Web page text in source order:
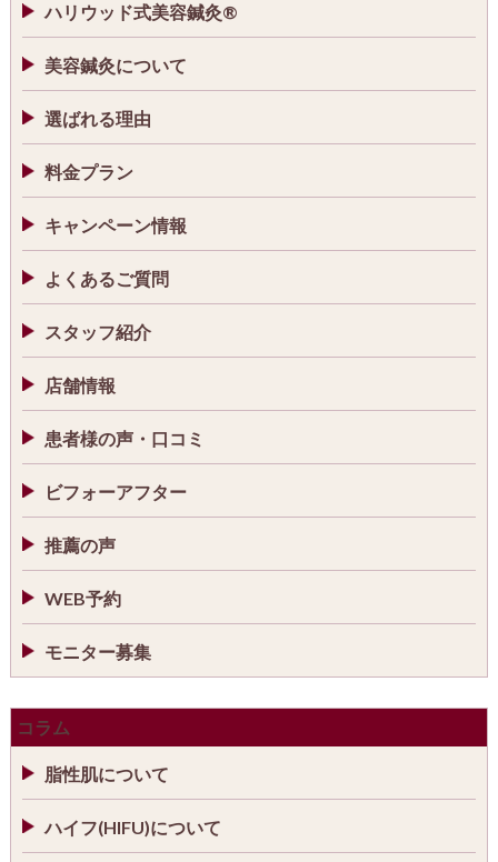
ハリウッド式美容鍼灸®
美容鍼灸について
選ばれる理由
料金プラン
キャンペーン情報
よくあるご質問
スタッフ紹介
店舗情報
患者様の声・口コミ
ビフォーアフター
推薦の声
WEB予約
モニター募集
コラム
脂性肌について
ハイフ(HIFU)について